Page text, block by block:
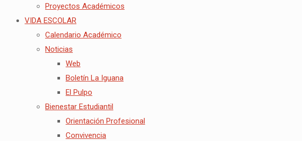
Proyectos Académicos
VIDA ESCOLAR
Calendario Académico
Noticias
Web
Boletín La Iguana
El Pulpo
Bienestar Estudiantil
Orientación Profesional
Convivencia